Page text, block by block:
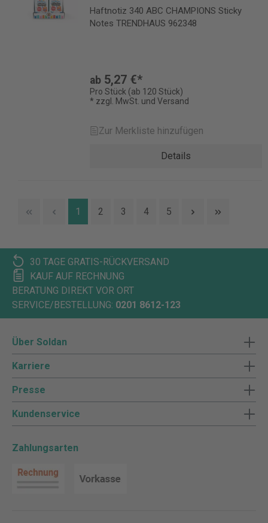
Haftnotiz 340 ABC CHAMPIONS Sticky
Notes TRENDHAUS 962348
ab 5,27 €*
Pro Stück (ab 120 Stück)
* zzgl. MwSt. und Versand
Zur Merkliste hinzufügen
Details
1 2 3 4 5
30 TAGE GRATIS-RÜCKVERSAND
KAUF AUF RECHNUNG
BERATUNG DIREKT VOR ORT
SERVICE/BESTELLUNG: 0201 8612-123
Über Soldan
Karriere
Presse
Kundenservice
Zahlungsarten